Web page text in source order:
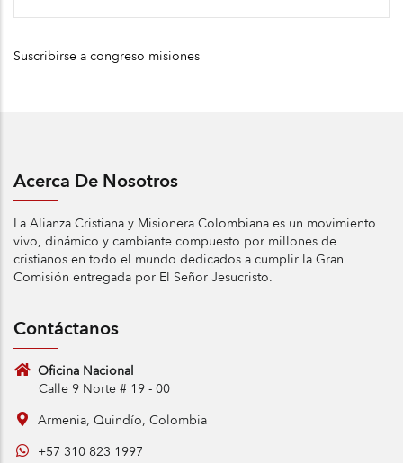
Suscribirse a congreso misiones
Acerca De Nosotros
La Alianza Cristiana y Misionera Colombiana es un movimiento
vivo, dinámico y cambiante compuesto por millones de
cristianos en todo el mundo dedicados a cumplir la Gran
Comisión entregada por El Señor Jesucristo.
Contáctanos
Oficina Nacional
Calle 9 Norte # 19 - 00
Armenia, Quindío, Colombia
+57 310 823 1997